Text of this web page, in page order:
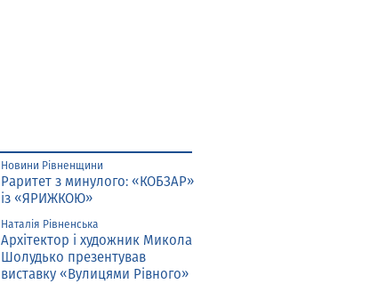
Новини Рівненщини
Раритет з минулого: «КОБЗАР»
із «ЯРИЖКОЮ»
Наталія Рівненська
Архітектор і художник Микола
Шолудько презентував
виставку «Вулицями Рівного»